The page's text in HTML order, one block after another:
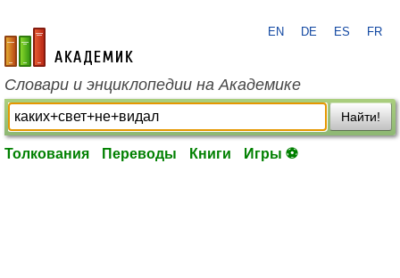
academic.ru
EN DE ES FR
Словари и энциклопедии на Академике
Найти!
Толкования Переводы Книги Игры ⚽